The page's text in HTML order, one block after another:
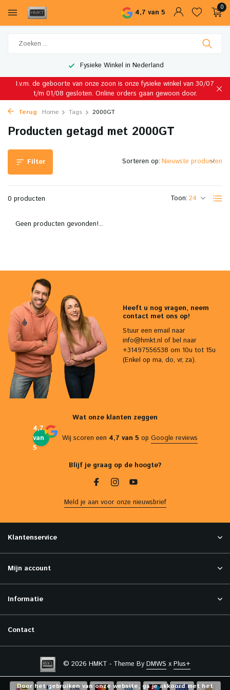
4,7 van 5
0
Fysieke Winkel in Nederland
I.v.m. de geboorte van onze zoon is onze fysieke winkel van 30/07
t/m 01/08 gesloten. Online orders gaan gewoon door.
Terug Home Tags 2000GT
Producten getagd met 2000GT
Filter
0 producten Toon:
Sorteren op:
Geen producten gevonden!...
Heeft u nog vragen, neem
contact met ons op!
Stuur een email naar
info@hmkt.nl of bel naar
+31497556538 om 10u tot 15u
(Enkel op ma, do, vr, za).
Wat onze klanten zeggen
4,7
van
5
Wij scoren een 4,7 van 5 op Google reviews
Blijf je graag op de hoogte?
Meld je aan voor onze nieuwsbrief
Klantenservice
Mijn account
Informatie
Contact
© 2026 HMKT - Theme By DMWS x Plus+
Door het gebruiken van onze website, ga je akkoord met het